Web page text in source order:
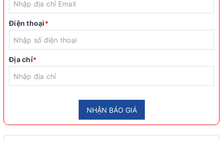
Điện thoại*
Địa chỉ*
NHẬN BÁO GIÁ